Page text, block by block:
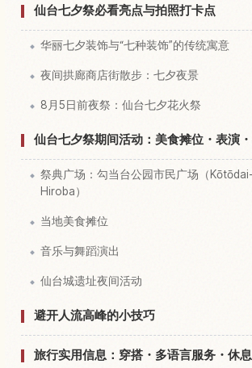
仙台七夕祭必看亮点与拍照打卡点
华丽七夕装饰与“七种装饰”的传统寓意
夜间拱廊商店街散步：七夕夜景
8月5日前夜祭：仙台七夕花火祭
仙台七夕祭期间活动：美食摊位・表演
祭典广场：勾当台公园市民广场（
Hiroba）
当地美食摊位
音乐与舞蹈演出
仙台城遗址夜间活动
避开人流高峰的小技巧
旅行实用信息：穿搭・多语言服务・休